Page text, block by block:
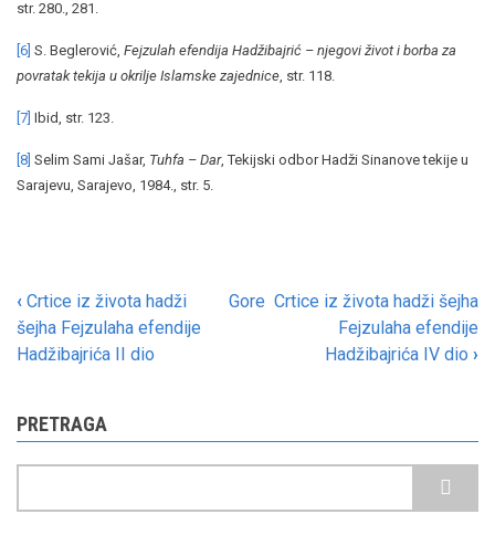
str. 280., 281.
[6] S. Beglerović, Fejzulah efendija Hadžibajrić – njegovi život i borba za
povratak tekija u okrilje Islamske zajednice , str. 118.
[7] Ibid, str. 123.
[8] Selim Sami Jašar, Tuhfa – Dar, Tekijski odbor Hadži Sinanove tekije u
Sarajevu, Sarajevo, 1984., str. 5.
Book
traversal
for
Crtice
iz
‹ Crtice iz života hadži
šejha Fejzulaha efendije
Hadžibajrića II dio
Gore Crtice iz života hadži šejha
Fejzulaha efendije
Hadžibajrića IV dio ›
PRETRAGA